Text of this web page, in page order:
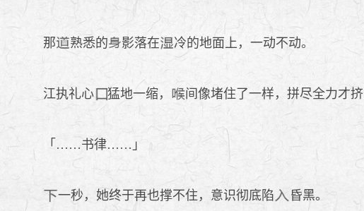
那 熟悉的 影落在 冷的地面上，一动不动。
江执礼心 猛地一缩， 间像堵住了一样，拼尽全力才挤
「……书律……」
一秒，她终于再也撑不住，意识彻底陷 昏黑。